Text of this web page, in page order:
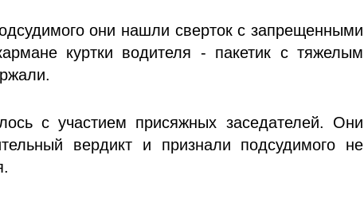
они нашли сверток с запрещенными
куртки водителя - пакетик с тяжелым
с участием присяжных заседателей. Они
вердикт и признали подсудимого не